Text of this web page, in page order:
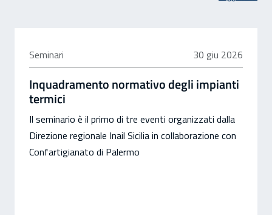
Seminari 30 giugno 2026
30 giu 2026
Inquadramento normativo degli impianti
termici
Il seminario è il primo di tre eventi organizzati dalla
Direzione regionale Inail Sicilia in collaborazione con
Confartigianato di Palermo